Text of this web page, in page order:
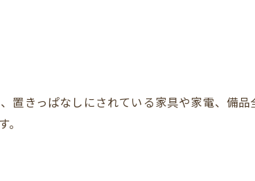
きっぱなしにされている家具や家電、備品